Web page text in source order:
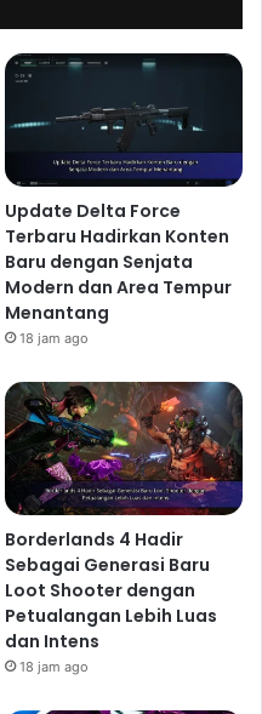
Update Delta Force
Terbaru Hadirkan Konten
Baru dengan Senjata
Modern dan Area Tempur
Menantang
18 jam ago
Borderlands 4 Hadir
Sebagai Generasi Baru
Loot Shooter dengan
Petualangan Lebih Luas
dan Intens
18 jam ago